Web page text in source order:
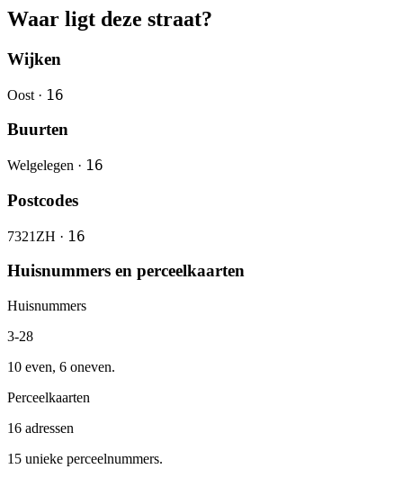
Waar ligt deze straat?
Wijken
Oost · 16
Buurten
Welgelegen · 16
Postcodes
7321ZH · 16
Huisnummers en perceelkaarten
Huisnummers
3-28
10 even, 6 oneven.
Perceelkaarten
16 adressen
15 unieke perceelnummers.